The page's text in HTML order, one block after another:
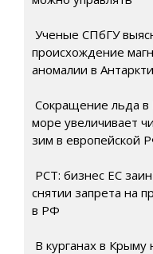
Ученые СПбГУ
происхождение
аномалии в
Сокращение льда
море увеличивает
зим в европейской
РСТ: бизнес ЕС
снятии запрета на
в РФ
В курганах в Крыму